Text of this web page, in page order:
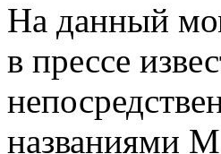
На данный
в прессе
названиями